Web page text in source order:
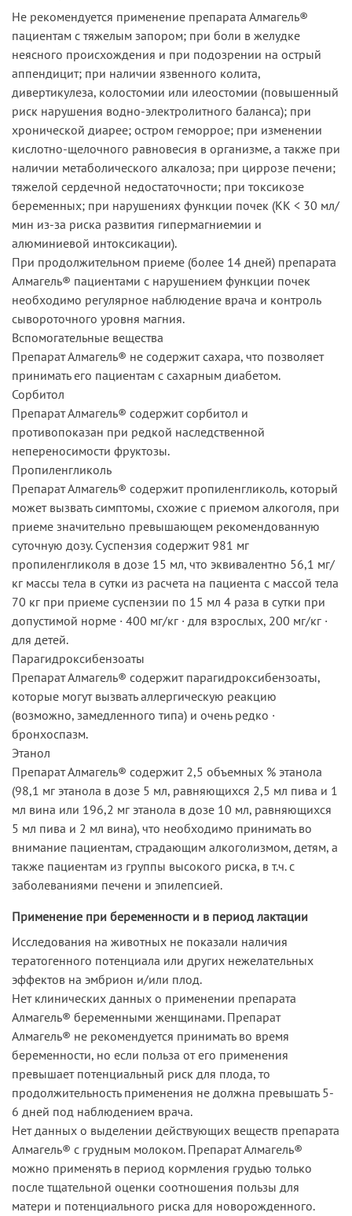
Не рекомендуется применение препарата Алмагель®
пациентам с тяжелым запором; при боли в желудке
неясного происхождения и при подозрении на острый
аппендицит; при наличии язвенного колита,
дивертикулеза, колостомии или илеостомии (повышенный
риск нарушения водно-электролитного баланса); при
хронической диарее; остром геморрое; при изменении
кислотно-щелочного равновесия в организме, а также при
наличии метаболического алкалоза; при циррозе печени;
тяжелой сердечной недостаточности; при токсикозе
беременных; при нарушениях функции почек (КК < 30 мл/
мин из-за риска развития гипермагниемии и
алюминиевой интоксикации).
При продолжительном приеме (более 14 дней) препарата
Алмагель® пациентами с нарушением функции почек
необходимо регулярное наблюдение врача и контроль
сывороточного уровня магния.
Вспомогательные вещества
Препарат Алмагель® не содержит сахара, что позволяет
принимать его пациентам с сахарным диабетом.
Сорбитол
Препарат Алмагель® содержит сорбитол и
противопоказан при редкой наследственной
непереносимости фруктозы.
Пропиленгликоль
Препарат Алмагель® содержит пропиленгликоль, который
может вызвать симптомы, схожие с приемом алкоголя, при
приеме значительно превышающем рекомендованную
суточную дозу. Суспензия содержит 981 мг
пропиленгликоля в дозе 15 мл, что эквивалентно 56,1 мг/
кг массы тела в сутки из расчета на пациента с массой тела
70 кг при приеме суспензии по 15 мл 4 раза в сутки при
допустимой норме · 400 мг/кг · для взрослых, 200 мг/кг ·
для детей.
Парагидроксибензоаты
Препарат Алмагель® содержит парагидроксибензоаты,
которые могут вызвать аллергическую реакцию
(возможно, замедленного типа) и очень редко ·
бронхоспазм.
Этанол
Препарат Алмагель® содержит 2,5 объемных % этанола
(98,1 мг этанола в дозе 5 мл, равняющихся 2,5 мл пива и 1
мл вина или 196,2 мг этанола в дозе 10 мл, равняющихся
5 мл пива и 2 мл вина), что необходимо принимать во
внимание пациентам, страдающим алкоголизмом, детям, а
также пациентам из группы высокого риска, в т.ч. с
заболеваниями печени и эпилепсией.
Применение при беременности и в период лактации
Исследования на животных не показали наличия
тератогенного потенциала или других нежелательных
эффектов на эмбрион и/или плод.
Нет клинических данных о применении препарата
Алмагель® беременными женщинами. Препарат
Алмагель® не рекомендуется принимать во время
беременности, но если польза от его применения
превышает потенциальный риск для плода, то
продолжительность применения не должна превышать 5-
6 дней под наблюдением врача.
Нет данных о выделении действующих веществ препарата
Алмагель® с грудным молоком. Препарат Алмагель®
можно применять в период кормления грудью только
после тщательной оценки соотношения пользы для
матери и потенциального риска для новорожденного.